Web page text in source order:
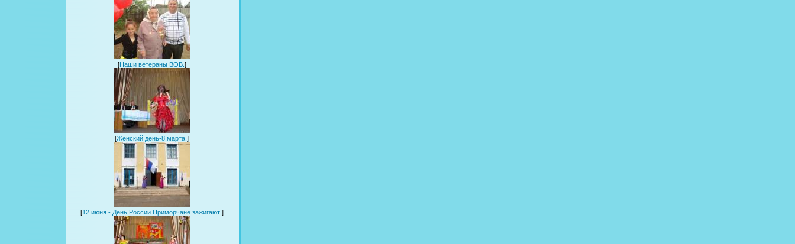
[Наши ветераны ВОВ. ]
[Женский день-8 марта. ]
[12 июня - День России.Приморчане зажигают!]